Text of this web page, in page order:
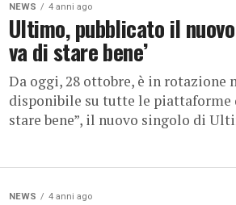
NEWS 4 anni ago
Ultimo, pubblicato il
va di stare bene’
Da oggi, 28 ottobre, è in rotazione
disponibile su tutte le
stare bene”, il nuovo singolo di
NEWS 4 anni ago